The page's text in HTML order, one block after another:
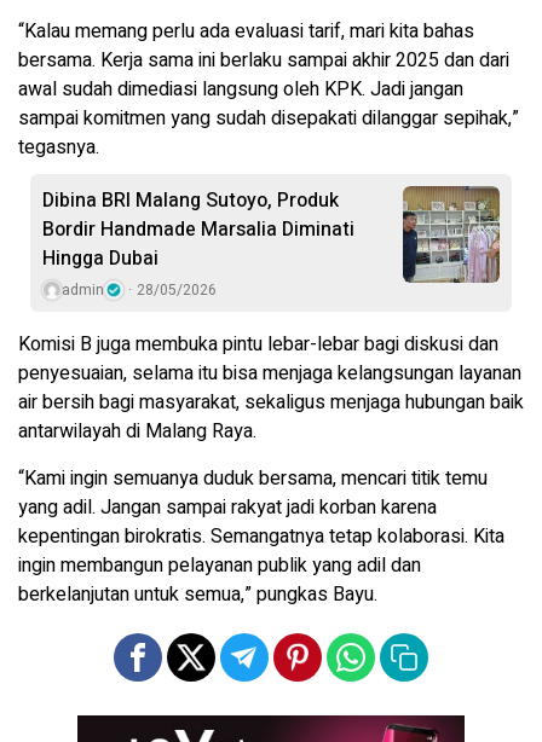
“Kalau memang perlu ada evaluasi tarif, mari kita bahas
bersama. Kerja sama ini berlaku sampai akhir 2025 dan dari
awal sudah dimediasi langsung oleh KPK. Jadi jangan
sampai komitmen yang sudah disepakati dilanggar sepihak,”
tegasnya.
Dibina BRI Malang Sutoyo, Produk
Bordir Handmade Marsalia Diminati
Hingga Dubai
admin 28/05/2026
Komisi B juga membuka pintu lebar-lebar bagi diskusi dan
penyesuaian, selama itu bisa menjaga kelangsungan layanan
air bersih bagi masyarakat, sekaligus menjaga hubungan baik
antarwilayah di Malang Raya.
“Kami ingin semuanya duduk bersama, mencari titik temu
yang adil. Jangan sampai rakyat jadi korban karena
kepentingan birokratis. Semangatnya tetap kolaborasi. Kita
ingin membangun pelayanan publik yang adil dan
berkelanjutan untuk semua,” pungkas Bayu.